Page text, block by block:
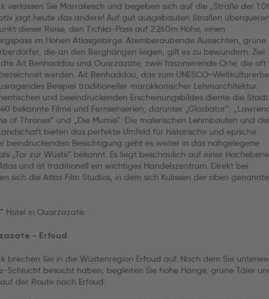
verlassen Sie Marrakesch und begeben sich auf die „Straße der
jagt heute das andere! Auf gut ausgebauten Straßen überqueren
dieser Reise, den Tichka-Pass auf 2.260m Höhe, einen
im Hohen Atlasgebirge. Atemberaubende Aussichten, grüne
die an den Berghängen liegen, gilt es zu bewundern. Ziel
Ait Benhaddou und Ouarzazate, zwei faszinierende Orte, die oft
werden. Ait Benhaddou, das zum UNESCO-Weltkulturerbe
Beispiel traditioneller marokkanischer Lehmarchitektur.
und beeindruckenden Erscheinungsbildes diente die Stadt
bekannte Filme und Fernsehserien, darunter „Gladiator“,
of Thrones“ und „Die Mumie“. Die malerischen Lehmbauten und die
bieten das perfekte Umfeld für historische und epische
beindruckenden Besichtigung geht es weiter in das nahgelegene
„Tor zur Wüste“ bekannt. Es liegt beschaulich auf einer Hochebene
und ist traditionell ein wichtiges Handelszentrum. Direkt bei
sich die Atlas Film Studios, in dem sich Kulissen der oben
Hotel in Ouarzazate.
- Erfoud
brechen Sie in die Wüstenregion Erfoud auf. Nach dem Sie
Schlucht besucht haben, begleiten Sie hohe Hänge, grüne Täler
der Route nach Erfoud.